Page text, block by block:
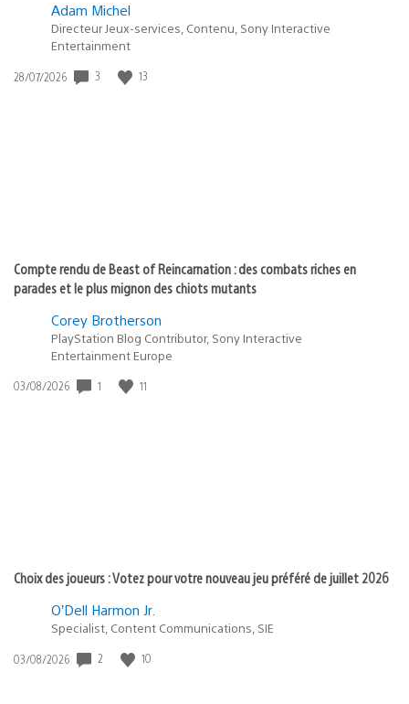
Adam Michel
Directeur Jeux-services, Contenu, Sony Interactive
Entertainment
Date
28/07/2026 3 13
Compte rendu de Beast of Reincarnation : des combats riches en
parades et le plus mignon des chiots mutants
Corey Brotherson
PlayStation Blog Contributor, Sony Interactive
Entertainment Europe
Date
03/08/2026 1 11
Choix des joueurs : Votez pour votre nouveau jeu préféré de juillet 2026
O’Dell Harmon Jr.
Specialist, Content Communications, SIE
Date
03/08/2026 2 10